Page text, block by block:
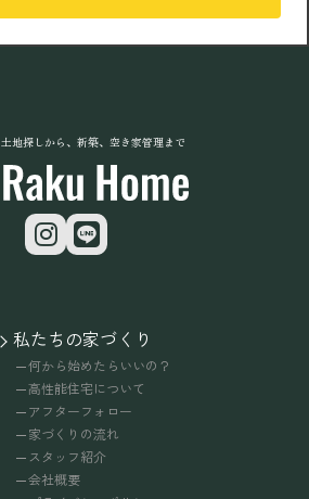
土地探しから、新築、空き家管理まで
私たちの家づくり
何から始めたらいいの？
高性能住宅について
アフターフォロー
家づくりの流れ
スタッフ紹介
会社概要